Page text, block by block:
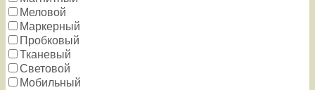
Меловой
Маркерный
Пробковый
Тканевый
Световой
Мобильный